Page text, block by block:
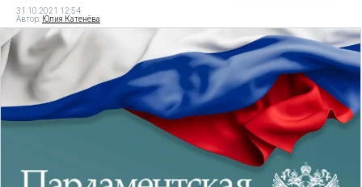
31.10.2021 12:54
Автор: Юлия Катенёва